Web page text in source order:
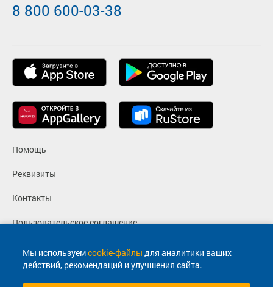
Мы используемcookie-файлы для аналитики ваших
действий, рекомендаций и улучшения сайта.
Помощь
Реквизиты
Контакты
Пользовательское соглашение
Политика конфиденциальности
Согласие на маркетинговые сообщения
8 800 600-03-38